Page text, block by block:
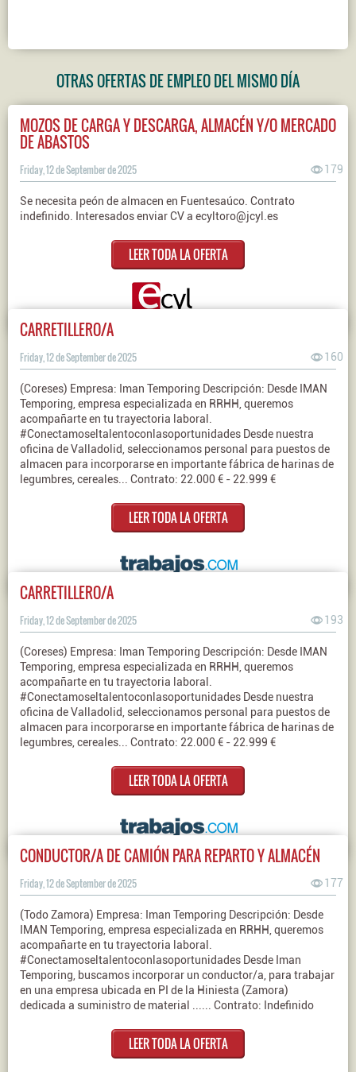
OTRAS OFERTAS DE EMPLEO DEL MISMO DÍA
MOZOS DE CARGA Y DESCARGA, ALMACÉN Y/O MERCADO
DE ABASTOS
Friday, 12 de September de 2025 179
Se necesita peón de almacen en Fuentesaúco. Contrato
indefinido. Interesados enviar CV a ecyltoro@jcyl.es
LEER TODA LA OFERTA
CARRETILLERO/A
Friday, 12 de September de 2025 160
(Coreses) Empresa: Iman Temporing Descripción: Desde IMAN
Temporing, empresa especializada en RRHH, queremos
acompañarte en tu trayectoria laboral.
#Conectamoseltalentoconlasoportunidades Desde nuestra
oficina de Valladolid, seleccionamos personal para puestos de
almacen para incorporarse en importante fábrica de harinas de
legumbres, cereales... Contrato: 22.000 € - 22.999 €
LEER TODA LA OFERTA
CARRETILLERO/A
Friday, 12 de September de 2025 193
(Coreses) Empresa: Iman Temporing Descripción: Desde IMAN
Temporing, empresa especializada en RRHH, queremos
acompañarte en tu trayectoria laboral.
#Conectamoseltalentoconlasoportunidades Desde nuestra
oficina de Valladolid, seleccionamos personal para puestos de
almacen para incorporarse en importante fábrica de harinas de
legumbres, cereales... Contrato: 22.000 € - 22.999 €
LEER TODA LA OFERTA
CONDUCTOR/A DE CAMIÓN PARA REPARTO Y ALMACÉN
Friday, 12 de September de 2025 177
(Todo Zamora) Empresa: Iman Temporing Descripción: Desde
IMAN Temporing, empresa especializada en RRHH, queremos
acompañarte en tu trayectoria laboral.
#Conectamoseltalentoconlasoportunidades Desde Iman
Temporing, buscamos incorporar un conductor/a, para trabajar
en una empresa ubicada en PI de la Hiniesta (Zamora)
dedicada a suministro de material ...... Contrato: Indefinido
LEER TODA LA OFERTA